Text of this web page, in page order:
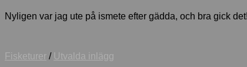
Nyligen var jag ute på ismete efter gädda, och bra gick
Fisketurer / Utvalda inlägg